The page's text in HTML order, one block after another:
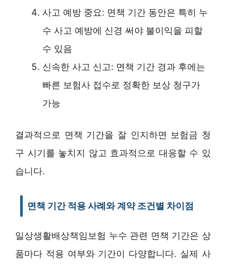
사고 예방 중요: 면책 기간 동안은 특히 누
수 사고 예방에 신경 써야 불이익을 피할
수 있음
신속한 사고 신고: 면책 기간 경과 후에는
빠른 보험사 접수로 정확한 보상 청구가
가능
결과적으로 면책 기간을 잘 인지하면 보험금 청
구 시기를 놓치지 않고 효과적으로 대응할 수 있
습니다.
면책 기간 적용 사례와 계약 조건별 차이점
일상생활배상책임보험 누수 관련 면책 기간은 상
품마다 적용 여부와 기간이 다양합니다. 실제 사